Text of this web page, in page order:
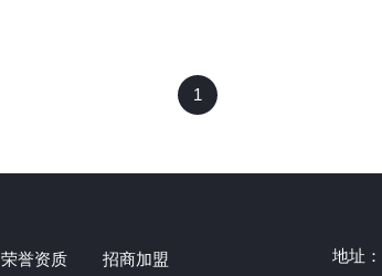
1
荣誉资质 招商加盟 地址